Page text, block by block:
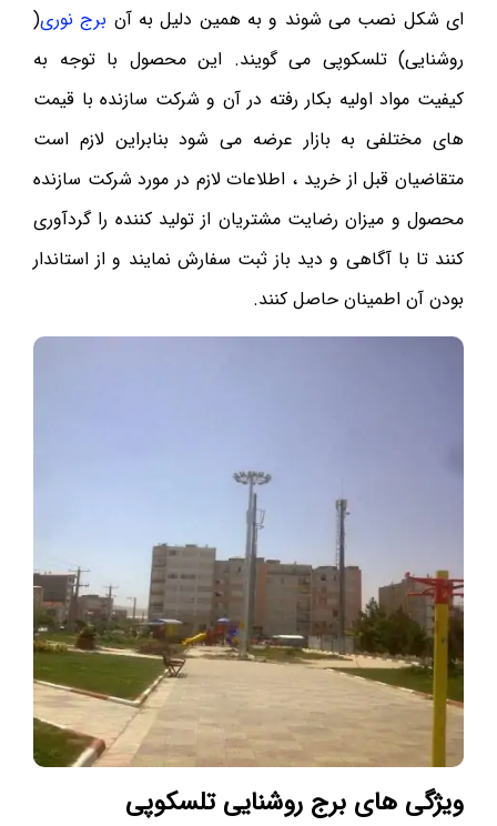
ای شکل نصب می شوند و به همین دلیل به آن برج نوری(
روشنایی) تلسکوپی می گویند. این محصول با توجه به
کیفیت مواد اولیه بکار رفته در آن و شرکت سازنده با قیمت
های مختلفی به بازار عرضه می شود بنابراین لازم است
متقاضیان قبل از خرید ، اطلاعات لازم در مورد شرکت سازنده
محصول و میزان رضایت مشتریان از تولید کننده را گردآوری
کنند تا با آگاهی و دید باز ثبت سفارش نمایند و از استاندار
بودن آن اطمینان حاصل کنند.
ویژگی های برج روشنایی تلسکوپی